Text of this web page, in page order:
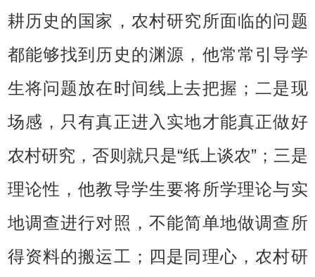
耕历史的国家，农村研究所面临的问题
都能够找到历史的渊源，他常常引导学
生将问题放在时间线上去把握；二是现
场感，只有真正进入实地才能真正做好
农村研究，否则就只是“纸上谈农”；三是
理论性，他教导学生要将所学理论与实
地调查进行对照，不能简单地做调查所
得资料的搬运工；四是同理心，农村研